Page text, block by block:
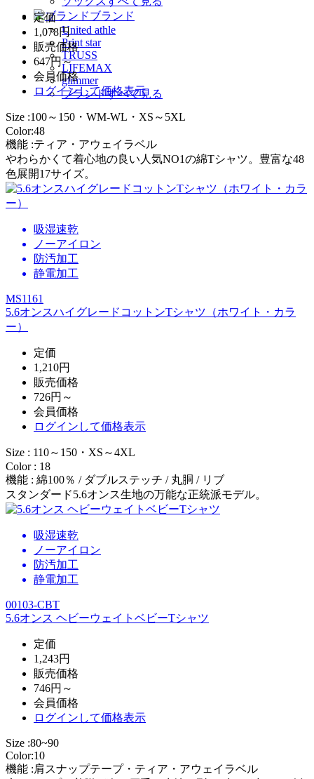
ブランド
United athle
Print star
TRUSS
LIFEMAX
glimmer
ブランドすべて見る
定価
1,078円
販売価格
647円～
会員価格
ログインして価格表示
Size :100～150・WM-WL・XS～5XL
Color:48
機能 :ティア・アウェイラベル
やわらかくて着心地の良い人気NO1の綿Tシャツ。豊富な48
色展開17サイズ。
吸湿速乾
ノーアイロン
防汚加工
静電加工
MS1161
5.6オンスハイグレードコットンTシャツ（ホワイト・カラ
ー）
定価
1,210円
販売価格
726円～
会員価格
ログイン して価格表示
Size : 110～150・XS～4XL
Color : 18
機能 : 綿100％ / ダブルステッチ / 丸胴 / リブ
スタンダード5.6オンス生地の万能な正統派モデル。
吸湿速乾
ノーアイロン
防汚加工
静電加工
00103-CBT
5.6オンス ヘビーウェイトベビーTシャツ
定価
1,243円
販売価格
746円～
会員価格
ログイン して価格表示
Size :80~90
Color:10
機能 :肩スナップテープ・ティア・アウェイラベル